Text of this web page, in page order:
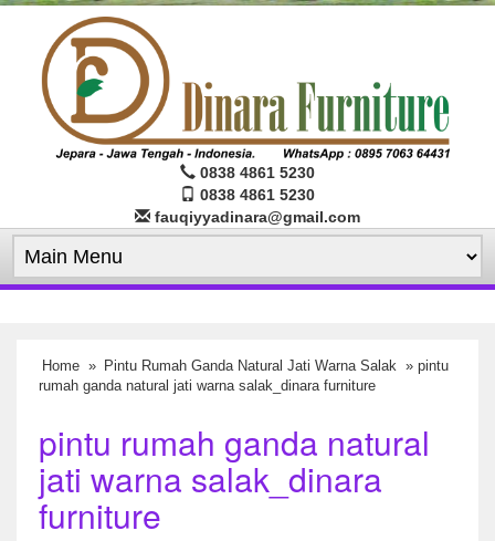
0838 4861 5230
0838 4861 5230
fauqiyyadinara@gmail.com
Home » Pintu Rumah Ganda Natural Jati Warna Salak » pintu
rumah ganda natural jati warna salak_dinara furniture
pintu rumah ganda natural
jati warna salak_dinara
furniture